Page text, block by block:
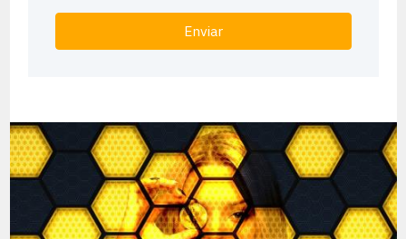
Enviar